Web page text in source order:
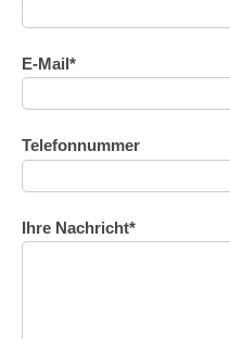
E-Mail*
Telefonnummer
Ihre Nachricht*